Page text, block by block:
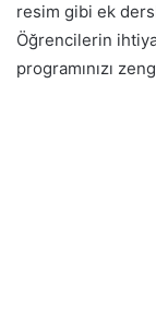
resim gibi ek
Öğrencilerin
programınızı